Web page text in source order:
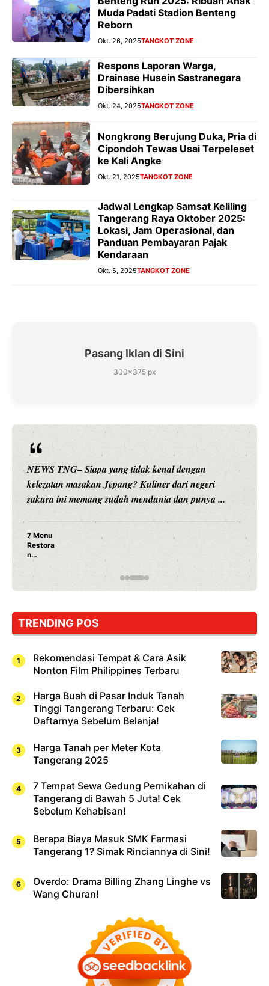
Muda Padati Stadion Benteng
Reborn
Okt. 26, 2025TANGKOT ZONE
Respons Laporan Warga,
Drainase Husein Sastranegara
Dibersihkan
Okt. 24, 2025TANGKOT ZONE
Nongkrong Berujung Duka, Pria di
Cipondoh Tewas Usai Terpeleset
ke Kali Angke
Okt. 21, 2025TANGKOT ZONE
Jadwal Lengkap Samsat Keliling
Tangerang Raya Oktober 2025:
Lokasi, Jam Operasional, dan
Panduan Pembayaran Pajak
Kendaraan
Okt. 5, 2025TANGKOT ZONE
Pasang Iklan di Sini
300×375 px
NEWS TNG– Siapa sangka, dua nama besar di dunia
hiburan, Nunung Srimulat dan Vicky Prasetyo, kini
merambah dunia kuliner dengan ...
Nunung Srimulat & Vicky Prasetyo Buka Restoran
Rahasia Mami Bikin Nagih!
TRENDING POS
Rekomendasi Tempat & Cara Asik
Nonton Film Philippines Terbaru
Harga Buah di Pasar Induk Tanah
Tinggi Tangerang Terbaru: Cek
Daftarnya Sebelum Belanja!
Harga Tanah per Meter Kota
Tangerang 2025
7 Tempat Sewa Gedung Pernikahan di
Tangerang di Bawah 5 Juta! Cek
Sebelum Kehabisan!
Berapa Biaya Masuk SMK Farmasi
Tangerang 1? Simak Rinciannya di Sini!
Overdo: Drama Billing Zhang Linghe vs
Wang Churan!